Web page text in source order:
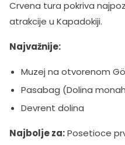
Crvena tura pokriva
atrakcije u Kapadokiji.
Najvažnije:
Muzej na otvorenom
Pasabag (Dolina
Devrent dolina
Najbolje za:Posetioce